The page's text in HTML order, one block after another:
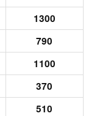
1300
790
1100
370
510